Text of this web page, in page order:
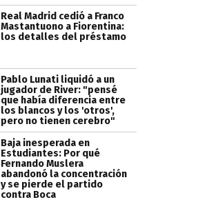
Real Madrid cedió a Franco
Mastantuono a Fiorentina:
los detalles del préstamo
Pablo Lunati liquidó a un
jugador de River: "pensé
que había diferencia entre
los blancos y los 'otros',
pero no tienen cerebro"
Baja inesperada en
Estudiantes: Por qué
Fernando Muslera
abandonó la concentración
y se pierde el partido
contra Boca